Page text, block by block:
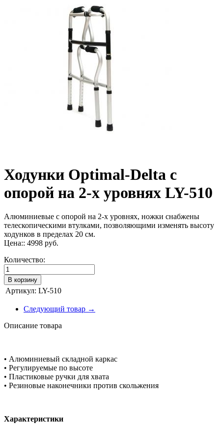
Ходунки Optimal-Delta с
опорой на 2-х уровнях LY-510
Алюминиевые с опорой на 2-х уровнях, ножки снабжены
телескопическими втулками, позволяющими изменять высоту
ходунков в пределах 20 см.
Цена:: 4998 руб.
Количество:
В корзину
Артикул: LY-510
Следующий товар →
Описание товара
• Алюминиевый складной каркас
• Регулируемые по высоте
• Пластиковые ручки для хвата
• Резиновые наконечники против скольжения
Характеристики